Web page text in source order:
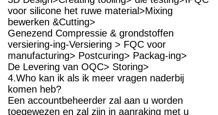
voor silicone het ruwe material>Mixing
bewerken &Cutting>
Genezend Compressie & grondstoffen
versiering-ing-Versiering > FQC voor
manufacturing> Postcuring> Packag-ing>
De Levering van OQC> Storing>
4.Who kan ik als ik meer vragen naderbij
komen heb?
Een accountbeheerder zal aan u worden
toegewezen en zal zijn in aanraking met u